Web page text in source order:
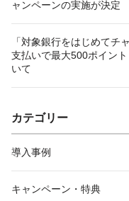
ャンペーンの実施が決定
「対象銀行をはじめてチ
支払いで最大500ポイン
いて
カテゴリー
導入事例
キャンペーン・特典